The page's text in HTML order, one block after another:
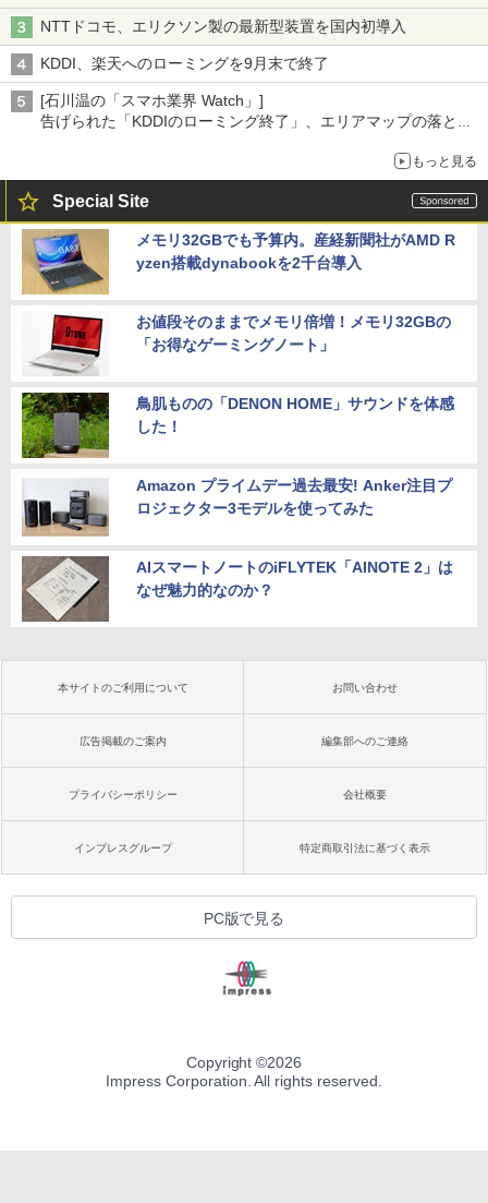
NTTドコモ、エリクソン製の最新型装置を国内初導入
KDDI、楽天へのローミングを9月末で終了
[石川温の「スマホ業界 Watch」]
告げられた「KDDIのローミング終了」、エリアマップの落とし
もっと見る
Special Site
メモリ32GBでも予算内。産経新聞社がAMD R
yzen搭載dynabookを2千台導入
お値段そのままでメモリ倍増！メモリ32GBの
「お得なゲーミングノート」
鳥肌ものの「DENON HOME」サウンドを体感
した！
Amazon プライムデー過去最安! Anker注目プ
ロジェクター3モデルを使ってみた
AIスマートノートのiFLYTEK「AINOTE 2」は
なぜ魅力的なのか？
本サイトのご利用について お問い合わせ
広告掲載のご案内 編集部へのご連絡
プライバシーポリシー 会社概要
インプレスグループ 特定商取引法に基づく表示
PC版で見る
Copyright ©2026
Impress Corporation. All rights reserved.